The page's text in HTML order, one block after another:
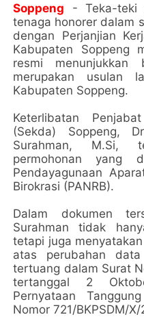
Soppeng - Teka-teki
tenaga honorer dalam
dengan Perjanjian
Kabupaten Soppeng
resmi menunjukkan
merupakan usulan
Kabupaten Soppeng.
Keterlibatan
(Sekda) Soppeng,
Surahman, M.Si,
permohonan yang
Pendayagunaan
Birokrasi (PANRB).
Dalam dokumen
Surahman tidak
tetapi juga
atas perubahan
tertuang dalam Surat
tertanggal 2
Pernyataan
Nomor 721/BKPSDM/